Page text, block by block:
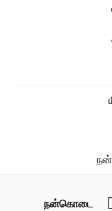
நன்கொடை